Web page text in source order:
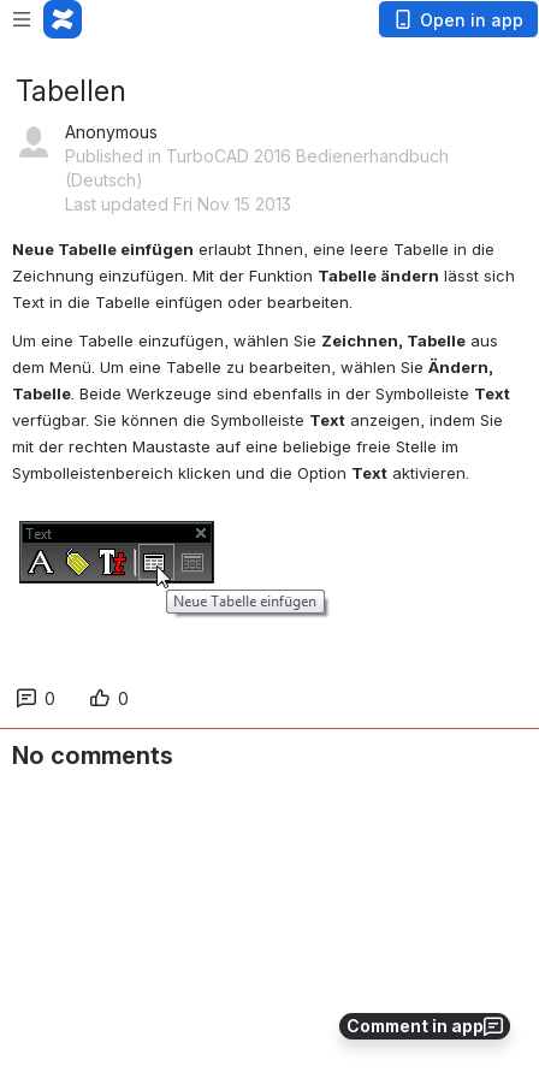
Open in app
Comment in app
Tabellen
Anonymous
Published in TurboCAD 2016 Bedienerhandbuch
(Deutsch)
Last updated Fri Nov 15 2013
Neue Tabelle einfügen erlaubt Ihnen, eine leere Tabelle in die
Zeichnung einzufügen. Mit der Funktion Tabelle ändern lässt sich
Text in die Tabelle einfügen oder bearbeiten.
Um eine Tabelle einzufügen, wählen Sie Zeichnen, Tabelle aus
dem Menü. Um eine Tabelle zu bearbeiten, wählen Sie Ändern,
Tabelle . Beide Werkzeuge sind ebenfalls in der Symbolleiste Text
verfügbar. Sie können die Symbolleiste Text anzeigen, indem Sie
mit der rechten Maustaste auf eine beliebige freie Stelle im
Symbolleistenbereich klicken und die Option Text aktivieren.
Open
0 0
No comments